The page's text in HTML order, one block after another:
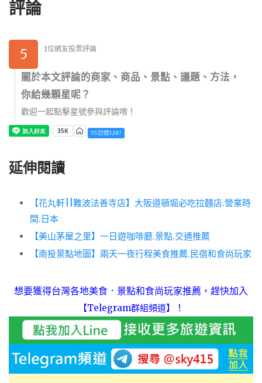
評論
5 1位網友投票評論
關於本文評論的商家、商品、景點、議題、方法，
你給幾顆星呢？
歡迎一起點擊星號參與評論唷！
TG訂閱3,087
延伸閱讀
【花丸軒||難波法善寺店】大阪道頓堀必吃拉麵店.營業時
間.日本
【美山茅屋之里】一日遊咖啡廳.景點.交通推薦
【南投景點地圖】兩天一夜行程美食推薦.民宿和食尚玩家
想要獲得台灣各地美食．景點和食尚玩家推薦，趕快加入
【Telegram群組頻道】 ！